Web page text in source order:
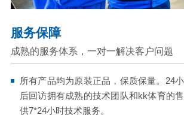
服务保障
成熟的服务体系，一对一解决客户问题
所有产品均为原装正品，保质保量。24
后回访拥有成熟的技术团队和kk体育的
供7*24小时技术服务。